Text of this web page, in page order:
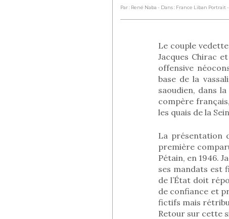
Par : René Naba - Dans : France Liban Portrait
Le couple
Jacques Chirac
offensive
base de la
saoudien, dans
compère
les quais de la
La présentation
première
Pétain, en 1946.
ses mandats est
de l’État doit
de confiance et
fictifs mais
Retour sur cette